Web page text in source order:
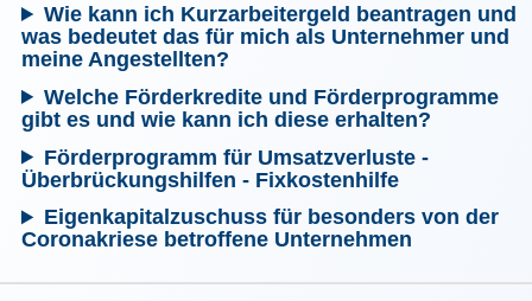
Wie kann ich Kurzarbeitergeld beantragen und
was bedeutet das für mich als Unternehmer und
meine Angestellten?
Welche Förderkredite und Förderprogramme
gibt es und wie kann ich diese erhalten?
Förderprogramm für Umsatzverluste -
Überbrückungshilfen - Fixkostenhilfe
Eigenkapitalzuschuss für besonders von der
Coronakriese betroffene Unternehmen